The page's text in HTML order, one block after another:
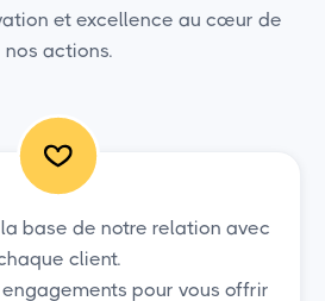
et excellence au cœur de
nos actions.
base de notre relation avec
client.
pour vous offrir